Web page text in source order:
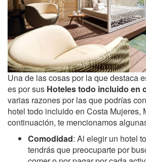
Una de las cosas por la que destaca
es por sus Hoteles todo incluido en
varias razones por las que podrías
hotel todo incluido en Costa Mujeres,
continuación, te mencionamos
Comodidad: Al elegir un hotel
tendrás que preocuparte por